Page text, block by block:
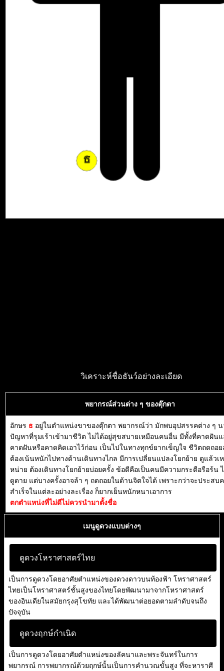
วิเคราะห์ชื่อธันว์อย่างละเอียด
พยากรณ์ส่วนต่าง ๆ ของตุ๊กตา
อักษร ธ อยู่ในตำแหน่งขาของตุ๊กตา พยากรณ์ว่า มักพบอุปสรรคต่าง ๆ
ปัญหาที่รุมเร้าเข้ามาชีวิต ไม่ได้อยู่สุขสบายเหมือนคนอื่น มีทั้งที่คาดฝัน
คาดฝันหรือคาดคิดเอาไว้ก่อน เป็นไปในทางทุกข์ยากเข็ญใจ ชีวิตถดถอย
ต้องเน้นหนักไปทางด้านเดินทางไกล มีการเปลี่ยนแปลงโยกย้าย ดูแล้วเ
หน่าย ต้องเดินทางโยกย้ายบ่อยครั้ง ข้อดีคือเป็นคนมีความกระตือรือร้น
ดูดาย แต่บางครั้งอาจล้า ๆ ถดถอยในด้านจิตใจได้ เพราะกว่าจะประสบ
สำเร็จในแต่ละอย่างละเรื่อง ก็ยากเย็นหนักหนาเอาการ
ตกตำแหน่งที่ไม่ดีไม่ควรนำมาตั้งชื่อ
เมนูดูดวงแบบต่างๆ
ดูดวงโหราศาสตร์ไทย
เป็นการดูดวงโดยอาศัยตำแหน่งของดวงดาวบนท้องฟ้า โหราศาสตร์
ไทยเป็นโหราศาสตร์ชั้นสูงของไทยโดยพัฒนามาจากโหราศาสตร์
ของอินเดียในสมัยกรุงสุโขทัย และได้พัฒนาต่อยอดตามลำดับจนถึง
ปัจจุบัน
ดูดวงฤกษ์กำเนิด
เป็นการดูดวงโดยอาศัยตำแหน่งของลัคนาและพระจันทร์ในการ
พยากรณ์ การพยากรณ์ด้วยฤกษ์นั้นเป็นการคำนวณขั้นสูง ที่จะหาราศี